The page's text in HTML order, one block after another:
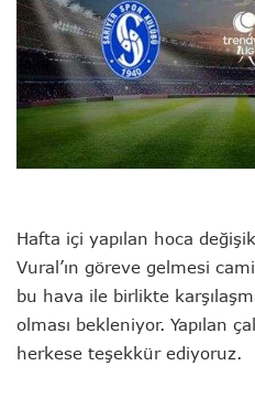
Hafta içi yapılan hoca
Vural’ın göreve gelmesi
bu hava ile birlikte
olması bekleniyor. Yapılan
herkese teşekkür ediyoruz.